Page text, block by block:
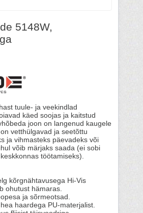
5148W,
tuule- ja veekindlad
käed soojas ja kaitstud
joon on langenud kaugele
vetthülgavad ja seetõttu
ja vihmasteks päevadeks või
võib märjaks saada (ei sobi
töötamiseks).
kõrgnähtavusega Hi-Vis
ohutust hämaras.
ja sõrmeotsad.
haardega PU-materjalist.